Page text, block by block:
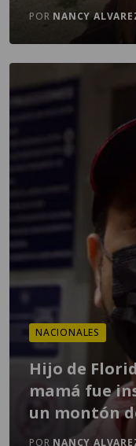
POR NANCY
NACIONALES
Hijo de
mamá fue
un montón
POR NANCY